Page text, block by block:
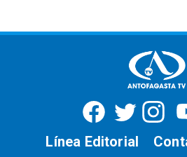
Línea Editorial